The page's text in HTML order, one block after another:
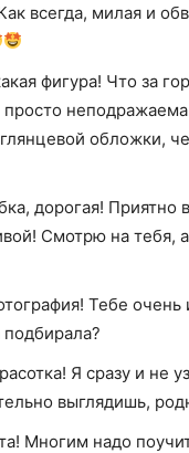
всегда, милая и
фигура! Что за
обложки,
дорогая! Приятно
Смотрю на тебя,
Тебе очень
Я сразу и не
выглядишь,
Многим надо